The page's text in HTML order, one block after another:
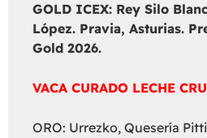
GOLD ICEX: Rey Silo
López. Pravia, Asturias.
Gold 2026.
VACA CURADO LECHE
ORO: Urrezko, Quesería